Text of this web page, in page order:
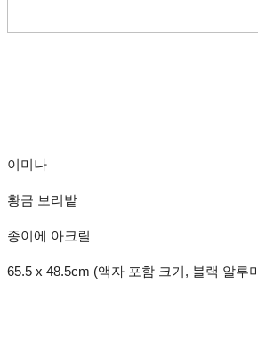
이미나
황금 보리밭
종이에 아크릴
65.5 x 48.5cm (액자 포함 크기, 블랙 알루